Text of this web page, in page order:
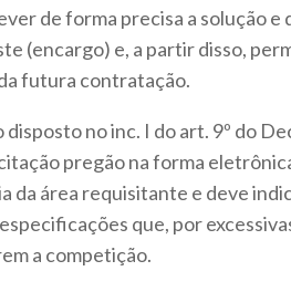
de forma precisa a solução e
(encargo) e, a partir disso,
futura contratação.
disposto no inc. I do art. 9º do
pregão na forma
da área requisitante e deve
que, por
a competição.